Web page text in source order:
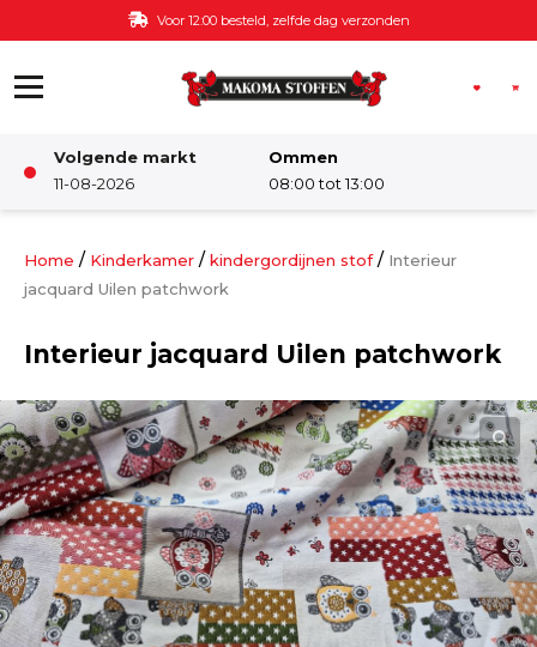
Ga naar de inhoud Voor 12:00 besteld, zelfde dag verzonden
Volgende markt
11-08-2026
Ommen
08:00 tot 13:00
Damesstoffen
Kinderstoffen
Kinderkamer
Katoen
Grootverbruik
Home / Kinderkamer / kindergordijnen stof/ Interieur
jacquard Uilen patchwork
Interieur jacquard Uilen patchwork